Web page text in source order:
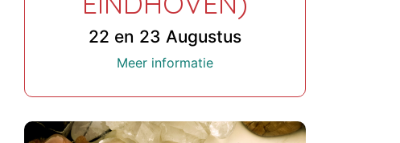
22 en 23 Augustus
Meer informatie